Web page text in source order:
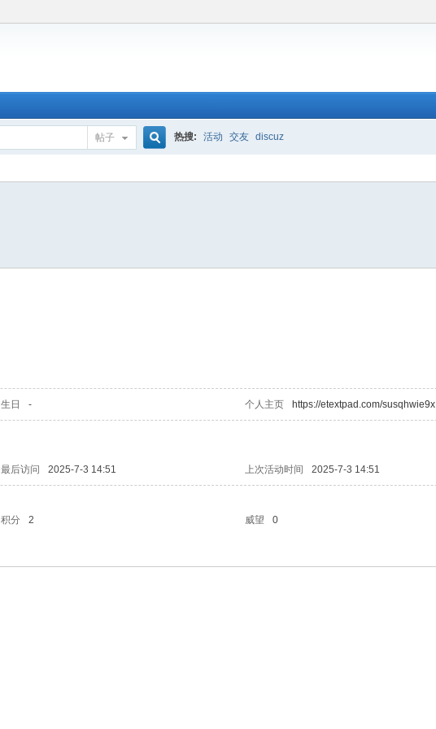
帖子 热搜: 活动 交友 discuz
生日 - 个人主页 https://etextpad.com/susqhwie9x
最后访问 2025-7-3 14:51 上次活动时间 2025-7-3 14:51
积分 2 威望 0